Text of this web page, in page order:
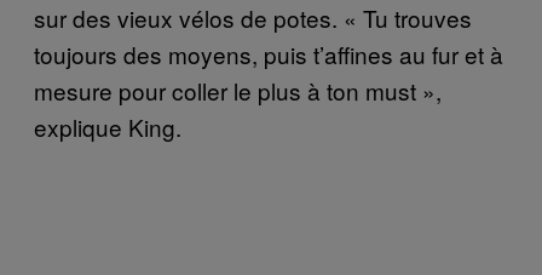
sur des vieux vélos de potes. « Tu trouves
toujours des moyens, puis t’affines au fur et à
mesure pour coller le plus à ton must »,
explique King.